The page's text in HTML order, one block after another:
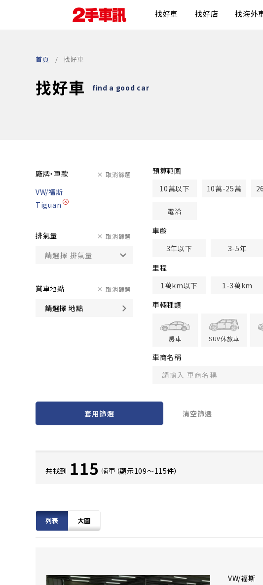
找好車 找好店 找海外
首頁 找好車
找好車 find a good car
廠牌・車款 取消篩選
VW/福斯
Tiguan
排氣量 取消篩選
賞車地點
請選擇 地點
取消篩選
預算範圍
10萬以下
10萬-25萬
電洽
車齢
3年以下
3-5年
里程
1萬km以下
1-3萬km
車輛種類
房車 SUV休旅車
車商名稱
套用篩選 清空篩選
共找到 115 輛車（顯示109〜115件）
列表 大圖
VW/福斯